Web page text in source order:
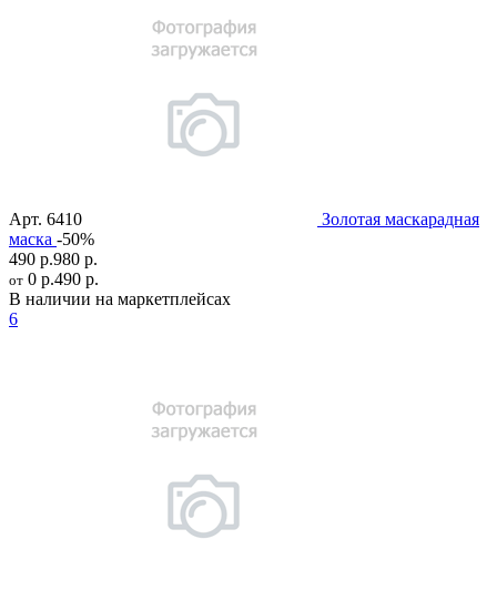
Арт. 6410
Золотая маскарадная
маска -50%
490 р.980 р.
от 0 р.490 р.
В наличии на маркетплейсах
6